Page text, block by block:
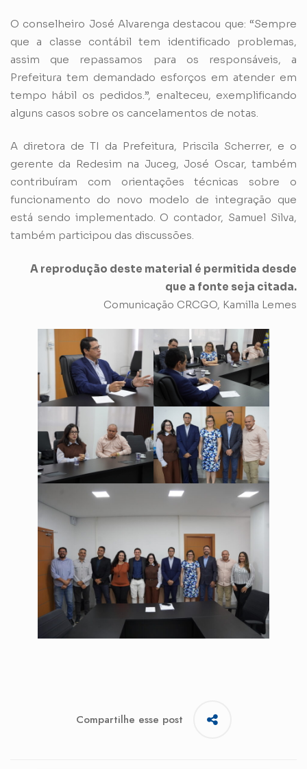
O conselheiro José Alvarenga destacou que: “Sempre
que a classe contábil tem identificado problemas,
assim que repassamos para os responsáveis, a
Prefeitura tem demandado esforços em atender em
tempo hábil os pedidos.”, enalteceu, exemplificando
alguns casos sobre os cancelamentos de notas.
A diretora de TI da Prefeitura, Priscila Scherrer, e o
gerente da Redesim na Juceg, José Oscar, também
contribuíram com orientações técnicas sobre o
funcionamento do novo modelo de integração que
está sendo implementado. O contador, Samuel Silva,
também participou das discussões.
A reprodução deste material é permitida desde
que a fonte seja citada.
Comunicação CRCGO, Kamilla Lemes
Compartilhe esse post